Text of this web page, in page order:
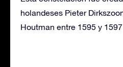
holandeses Pieter
Houtman entre 1595 y 1597